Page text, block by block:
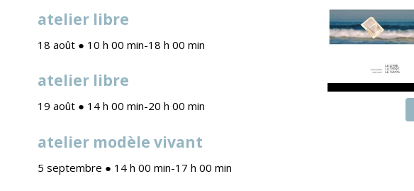
atelier libre
18 août ● 10 h 00 min-18 h 00 min
atelier libre
19 août ● 14 h 00 min-20 h 00 min
atelier modèle vivant
5 septembre ● 14 h 00 min-17 h 00 min